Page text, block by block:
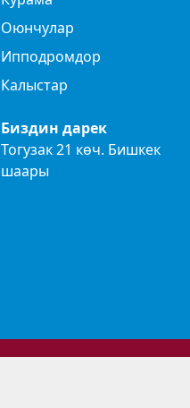
Оюнчулар
Ипподромдор
Калыстар
Биздин дарек
Тогузак 21 көч. Бишкек
шаары